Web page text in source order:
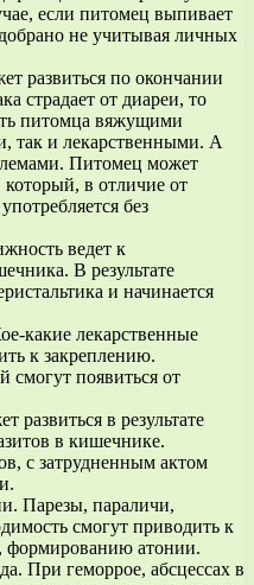
если питомец выпивает
не учитывая личных
развиться по окончании
страдает от диареи, то
питомца вяжущими
так и лекарственными. А
Питомец может
который, в отличие от
без
ведет к
В результате
и начинается
какие лекарственные
к закреплению.
смогут появиться от
развиться в результате
в кишечнике.
с затрудненным актом
Парезы, параличи,
смогут приводить к
формированию атонии.
При геморрое, абсцессах в